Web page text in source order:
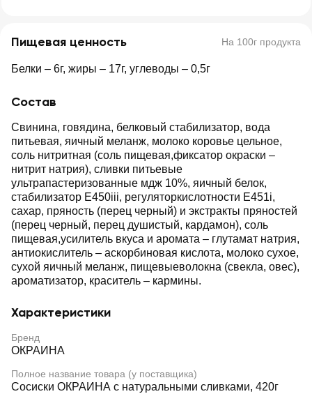
Пищевая ценность На 100г продукта
Белки – 6г, жиры – 17г, углеводы – 0,5г
Состав
Свинина, говядина, белковый стабилизатор, вода
питьевая, яичный меланж, молоко коровье цельное,
соль нитритная (соль пищевая,фиксатор окраски –
нитрит натрия), сливки питьевые
ультрапастеризованные мдж 10%, яичный белок,
стабилизатор Е450iii, регуляторкислотности Е451i,
сахар, пряность (перец черный) и экстракты пряностей
(перец черный, перец душистый, кардамон), соль
пищевая,усилитель вкуса и аромата – глутамат натрия,
антиокислитель – аскорбиновая кислота, молоко сухое,
сухой яичный меланж, пищевыеволокна (свекла, овес),
ароматизатор, краситель – кармины.
Характеристики
Бренд
ОКРАИНА
Полное название товара (у поставщика)
Сосиски ОКРАИНА с натуральными сливками, 420г